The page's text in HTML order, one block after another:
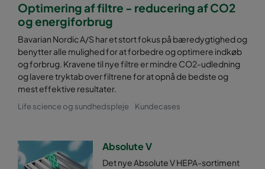
Optimering af filtre - reducering af CO2
og energiforbrug
Bavarian Nordic A/S har et stort fokus på bæredygtighed og
benytter alle mulighed for at forbedre og optimere indkøb
og forbrug. Kravene til nye filtre er mindre CO2-udledning
og lavere tryktab over filtrene for at opnå de bedste og
mest effektive resultater.
Life science og sundhedspleje Kundecases
Absolute V
Det nye Absolute V HEPA-sortiment